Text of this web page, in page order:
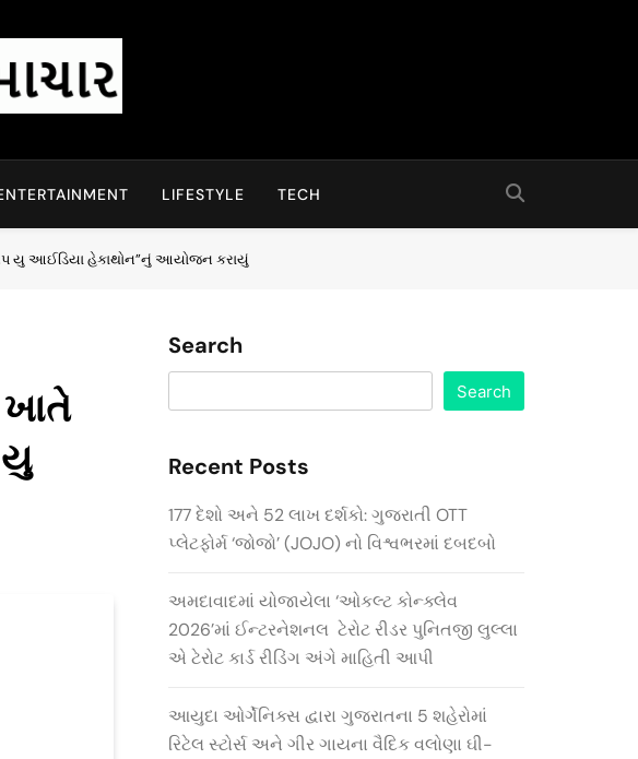
LIFESTYLE TECH
યુ આઈડિયા હેકાથોન”નું આયોજન કરાયું
યુ
Search
Search
Recent Posts
177 દેશો અને 52 લાખ દર્શકો: ગુજરાતી OTT
પ્લેટફોર્મ ‘જોજો’ (JOJO) નો વિશ્વભરમાં દબદબો
અમદાવાદમાં યોજાયેલા ‘ઓકલ્ટ કોન્ક્લેવ
2026’માં ઈન્ટરનેશનલ ટેરોટ રીડર પુનિતજી લુલ્લા
એ ટેરોટ કાર્ડ રીડિંગ અંગે માહિતી આપી
આયુદા ઓર્ગેનિક્સ દ્વારા ગુજરાતના 5 શહેરોમાં
રિટેલ સ્ટોર્સ અને ગીર ગાયના વૈદિક વલોણા ઘી-